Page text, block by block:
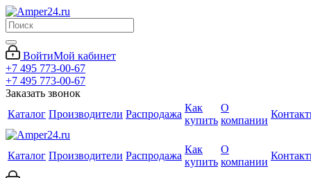
ВойтиМой кабинет
+7 495 773-00-67
+7 495 773-00-67
Заказать звонок
Каталог Производители Распродажа
Как
купить
О
компании
Каталог Производители Распродажа
Как
купить
О
компании